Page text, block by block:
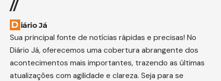
//
Diário Já
Sua principal fonte de notícias rápidas e precisas! No
Diário Já, oferecemos uma cobertura abrangente dos
acontecimentos mais importantes, trazendo as últimas
atualizações com agilidade e clareza. Seja para se